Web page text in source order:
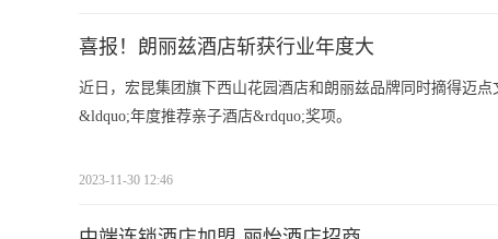
喜报！朗丽兹酒店斩获行业年度大
近日，宏昆集团旗下西山花园酒店和朗丽兹品牌同时摘得迈
&ldquo;年度推荐亲子酒店&rdquo;奖项。
2023-11-30 12:46